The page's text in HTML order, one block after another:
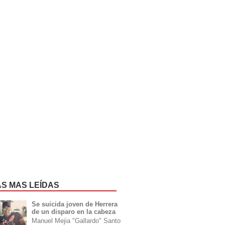
MAS LEÍDAS
Se suicida joven de Herrera
de un disparo en la cabeza
Manuel Mejia "Gallardo" Santo